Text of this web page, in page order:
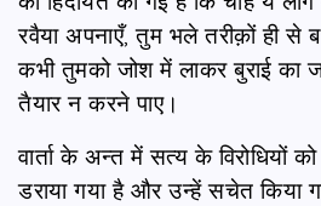
रवैया अपनाएँ, तुम भले तरीक़ों ही से
कभी तुमको जोश में लाकर बुराई का
तैयार न करने पाए।
वार्ता के अन्त में सत्य के विरोधियों
डराया गया है और उन्हें सचेत किया